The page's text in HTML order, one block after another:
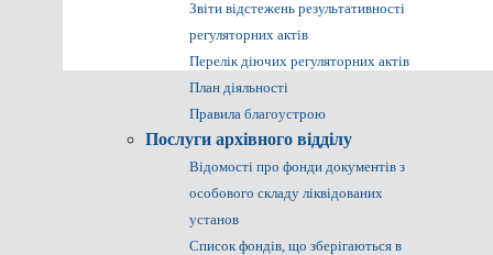
Звіти відстежень результативності
регуляторних актів
Перелік діючих регуляторних актів
План діяльності
Правила благоустрою
Послуги архівного відділу
Відомості про фонди документів з
особового складу ліквідованих
установ
Список фондів, що зберігаються в